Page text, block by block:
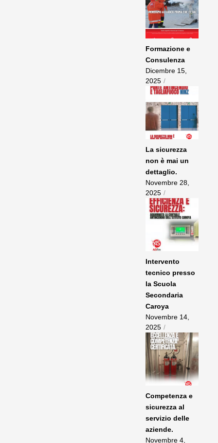
Formazione e
Consulenza
Dicembre 15,
2025 /
La sicurezza
non è mai un
dettaglio.
Novembre 28,
2025 /
Intervento
tecnico presso
la Scuola
Secondaria
Caroya
Novembre 14,
2025 /
Competenza e
sicurezza al
servizio delle
aziende.
Novembre 4,